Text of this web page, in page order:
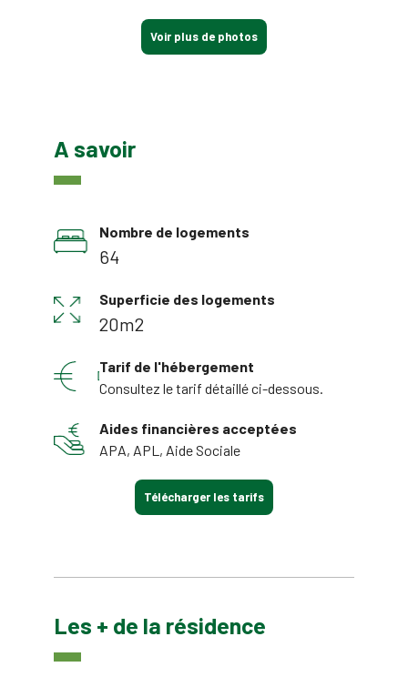
Voir plus de photos
A savoir
Nombre de logements
64
Superficie des logements
20m2
Tarif de l'hébergement
Consultez le tarif détaillé ci-dessous.
Aides financières acceptées
APA, APL, Aide Sociale
Télécharger les tarifs
Les + de la résidence